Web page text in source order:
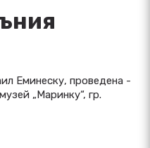
Еминеску, проведена -
„Маринку“, гр.